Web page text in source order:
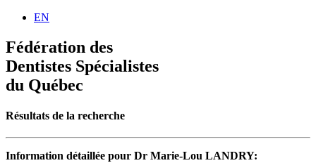
EN
Fédération des
Dentistes Spécialistes
du Québec
Résultats de la recherche
Information détaillée pour Dr Marie-Lou LANDRY: